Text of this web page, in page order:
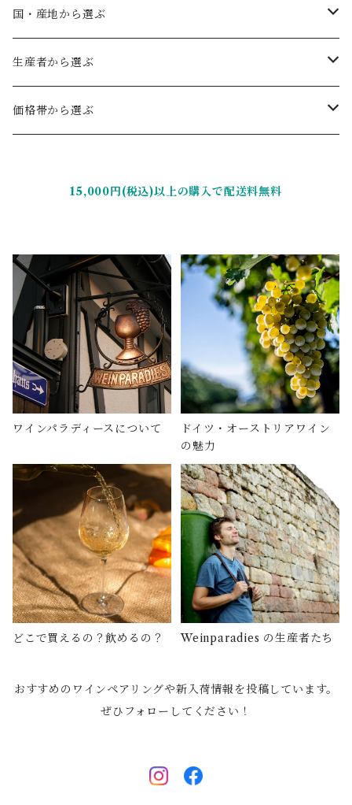
赤ワイン
フルボディ
ミディアムボディ
白ワイン
辛口
極甘口
ロゼワイン
国・産地から選ぶ
ドイツ
ファルツ
ヴュルテンベルク
ラインガウ
オーストリア
生産者から選ぶ
ヴェルトナー
クレマー
シュヴェートヘルム
シュマハテンベルガー
ハイト
ホルガー・コッホ
マリー・メンガー・クルーク
ヨーゼフ・エーモーサー
ヨーゼフ・ピンペル
価格帯から選ぶ
5,000円（税込）〜7,999円（税込）
8,000円（税込）〜
15,000円(税込)以上の購入で配送料無料
ワインパラディースについて
ドイツ・オーストリアワイン
の魅力
どこで買えるの？飲めるの？ Weinparadies の生産者たち
おすすめのワインペアリングや新入荷情報を投稿しています。
ぜひフォローしてください！